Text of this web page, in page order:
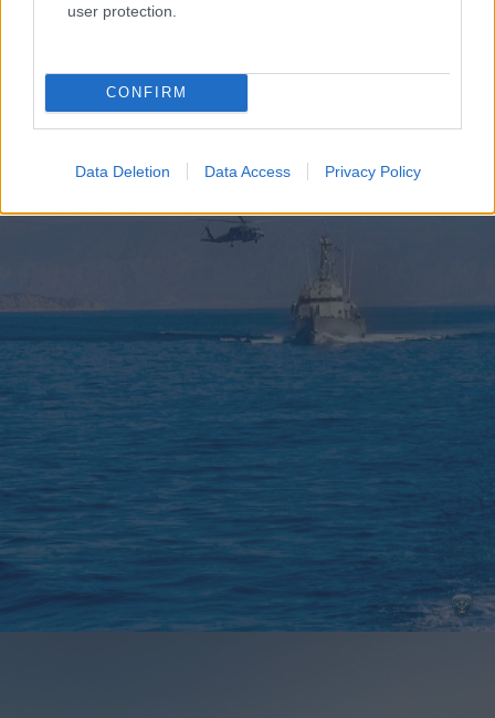
user protection.
CONFIRM
Data Deletion Data Access Privacy Policy